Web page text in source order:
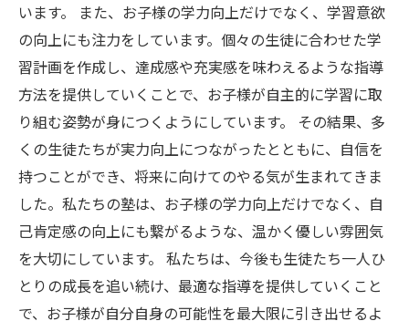
います。 また、お子様の学力向上だけでなく、学習意欲
の向上にも注力をしています。個々の生徒に合わせた学
習計画を作成し、達成感や充実感を味わえるような指導
方法を提供していくことで、お子様が自主的に学習に取
り組む姿勢が身につくようにしています。 その結果、多
くの生徒たちが実力向上につながったとともに、自信を
持つことができ、将来に向けてのやる気が生まれてきま
した。私たちの塾は、お子様の学力向上だけでなく、自
己肯定感の向上にも繋がるような、温かく優しい雰囲気
を大切にしています。 私たちは、今後も生徒たち一人ひ
とりの成長を追い続け、最適な指導を提供していくこと
で、お子様が自分自身の可能性を最大限に引き出せるよ